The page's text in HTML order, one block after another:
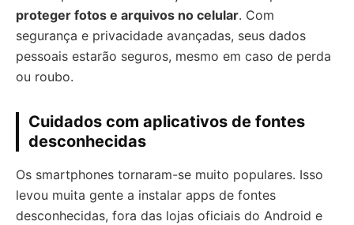
proteger fotos e arquivos no celular. Com
segurança e privacidade avançadas, seus dados
pessoais estarão seguros, mesmo em caso de perda
ou roubo.
Cuidados com aplicativos de fontes
desconhecidas
Os smartphones tornaram-se muito populares. Isso
levou muita gente a instalar apps de fontes
desconhecidas, fora das lojas oficiais do Android e